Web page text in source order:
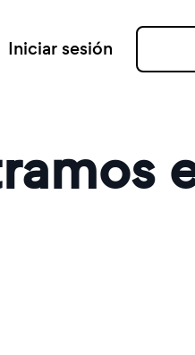
Iniciar sesión